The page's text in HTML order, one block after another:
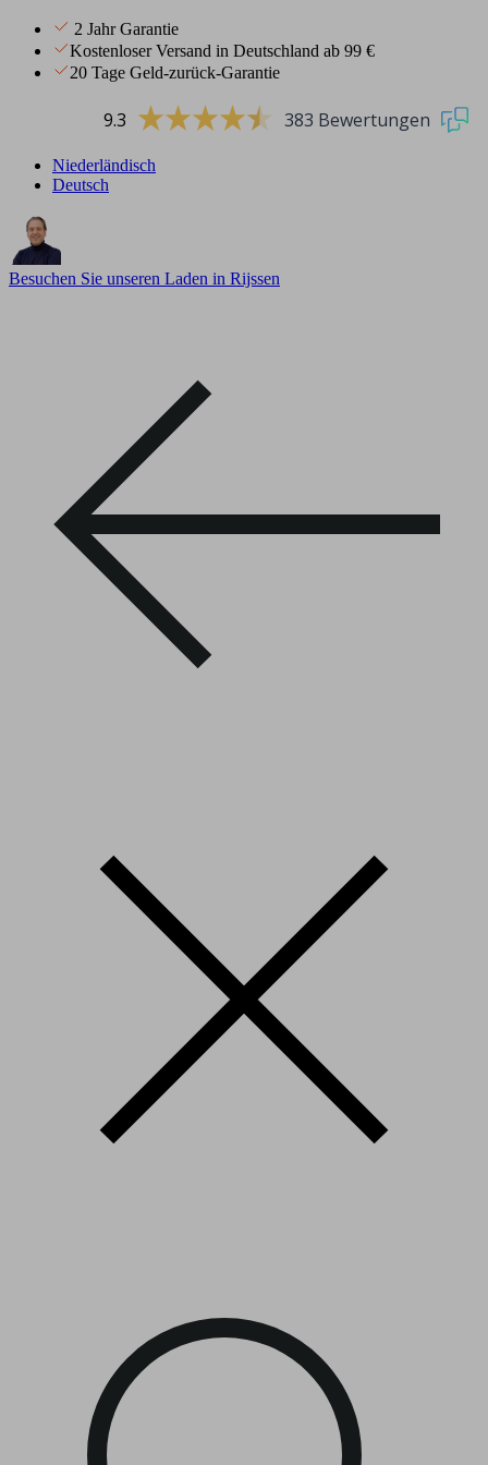
2 Jahr Garantie
Kostenloser Versand in Deutschland ab 99 €
20 Tage Geld-zurück-Garantie
9.3 383 Bewertungen
Niederländisch
Deutsch
Besuchen Sie unseren Laden in Rijssen